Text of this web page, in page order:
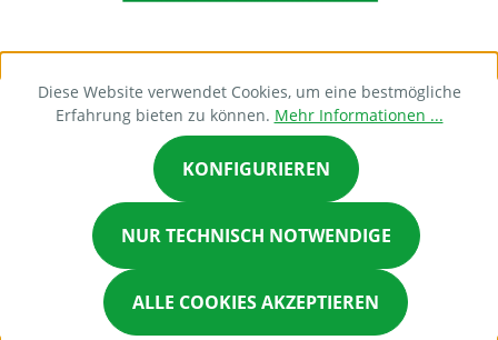
Diese Website verwendet Cookies, um eine bestmögliche
Erfahrung bieten zu können. Mehr Informationen ...
NUR TECHNISCH NOTWENDIGE
KONFIGURIEREN
ALLE COOKIES AKZEPTIEREN